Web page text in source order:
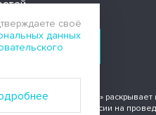
Подписаться
АО «НПФ «Микран»
Банком России на
своё
данных